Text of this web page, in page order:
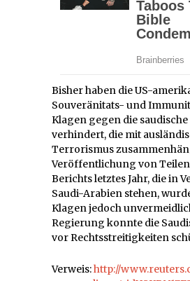
Bisher haben die US-
Souveränitats- und
Klagen gegen die
verhindert, die mit
Terrorismus
Veröffentlichung von Teilen
Berichts letztes Jahr, die in
Saudi-Arabien stehen,
Klagen jedoch
Regierung konnte die
vor Rechtsstreitigkeiten
Verweis:http://